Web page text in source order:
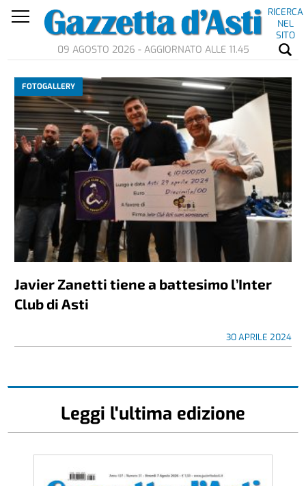
RICERCA
NEL
SITO
09 AGOSTO 2026 - AGGIORNATO ALLE 11.45
FOTOGALLERY
Javier Zanetti tiene a battesimo l’Inter
Club di Asti
30 APRILE 2024
Leggi l'ultima edizione